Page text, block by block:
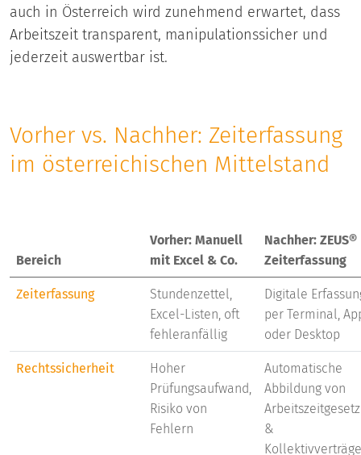
auch in Österreich wird zunehmend erwartet, dass
Arbeitszeit transparent, manipulationssicher und
jederzeit auswertbar ist.
Vorher vs. Nachher: Zeiterfassung
im österreichischen Mittelstand
Bereich
Vorher: Manuell
mit Excel & Co.
Nachher: ZEUS®
Zeiterfassung
Zeiterfassung
Stundenzettel,
Excel-Listen, oft
fehleranfällig
Digitale
per Terminal,
oder Desktop
Rechtssicherheit
Hoher
Prüfungsaufwand,
Risiko von
Fehlern
Automatische
Abbildung von
Arbeitszeitgesetz
&